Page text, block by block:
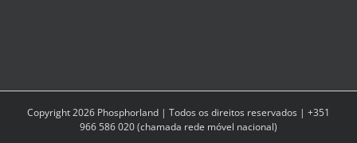
Copyright2026 Phosphorland | Todos os direitos reservados | +351
966 586 020 (chamada rede móvel nacional)